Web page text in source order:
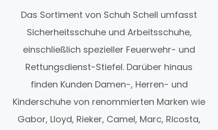
Das Sortiment von Schuh Schell umfasst
Sicherheitsschuhe und Arbeitsschuhe,
einschließlich spezieller Feuerwehr- und
Rettungsdienst-Stiefel. Darüber hinaus
finden Kunden Damen-, Herren- und
Kinderschuhe von renommierten Marken wie
Gabor, Lloyd, Rieker, Camel, Marc, Ricosta,